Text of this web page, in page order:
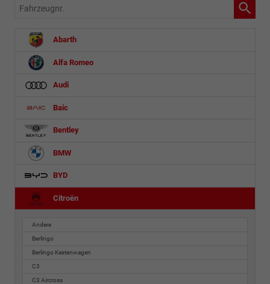
Fahrzeugnr.
Abarth
Alfa Romeo
Audi
Baic
Bentley
BMW
BYD
Citroën
Andere
Berlingo
Berlingo Kastenwagen
C3
C3 Aircross